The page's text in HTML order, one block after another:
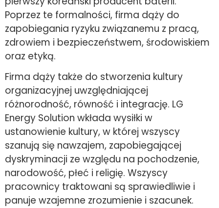
Poprzez te formalności, firma dąży do
zapobiegania ryzyku związanemu z pracą,
zdrowiem i bezpieczeństwem, środowiskiem
oraz etyką.
Firma dąży także do stworzenia kultury
organizacyjnej uwzględniającej
różnorodność, równość i integrację. LG
Energy Solution wkłada wysiłki w
ustanowienie kultury, w której wszyscy
szanują się nawzajem, zapobiegającej
dyskryminacji ze względu na pochodzenie,
narodowość, płeć i religię. Wszyscy
pracownicy traktowani są sprawiedliwie i
panuje wzajemne zrozumienie i szacunek.